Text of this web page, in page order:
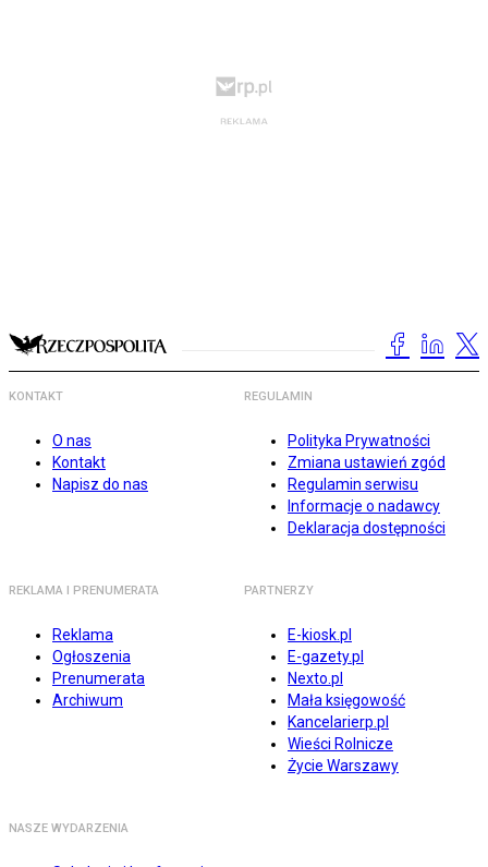
KONTAKT
O nas
Kontakt
Napisz do nas
REGULAMIN
Polityka Prywatności
Zmiana ustawień zgód
Regulamin serwisu
Informacje o nadawcy
Deklaracja dostępności
REKLAMA I PRENUMERATA
Reklama
Ogłoszenia
Prenumerata
Archiwum
PARTNERZY
E-kiosk.pl
E-gazety.pl
Nexto.pl
Mała księgowość
Kancelarierp.pl
Wieści Rolnicze
Życie Warszawy
NASZE WYDARZENIA